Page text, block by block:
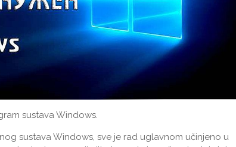
sustava Windows.
sustava Windows, sve je rad uglavnom učinjeno u